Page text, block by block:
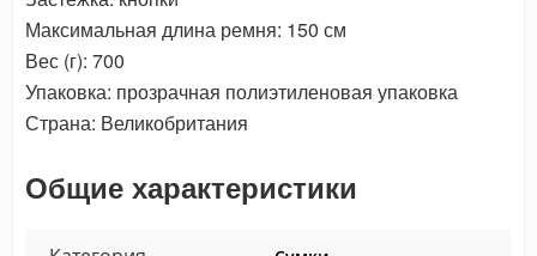
Максимальная длина ремня: 150 см
Вес (г): 700
Упаковка: прозрачная полиэтиленовая упаковка
Страна: Великобритания
Общие характеристики